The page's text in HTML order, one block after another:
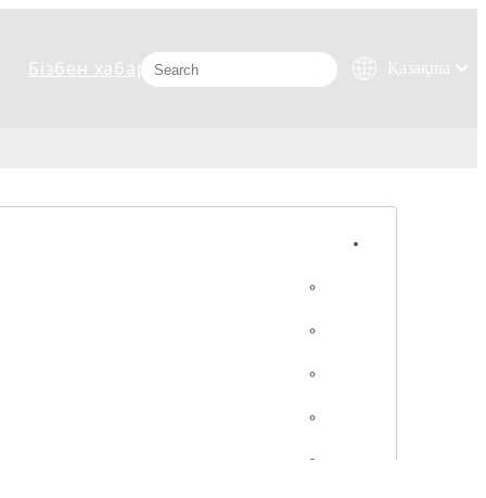
Бізбен хабарласыңыз Қазақша
한국어
العربية